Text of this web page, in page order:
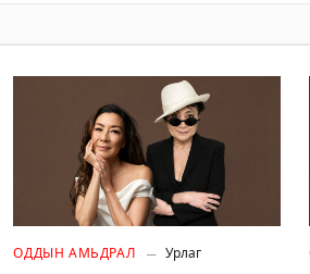
ОДДЫН АМЬДРАЛ Урлаг